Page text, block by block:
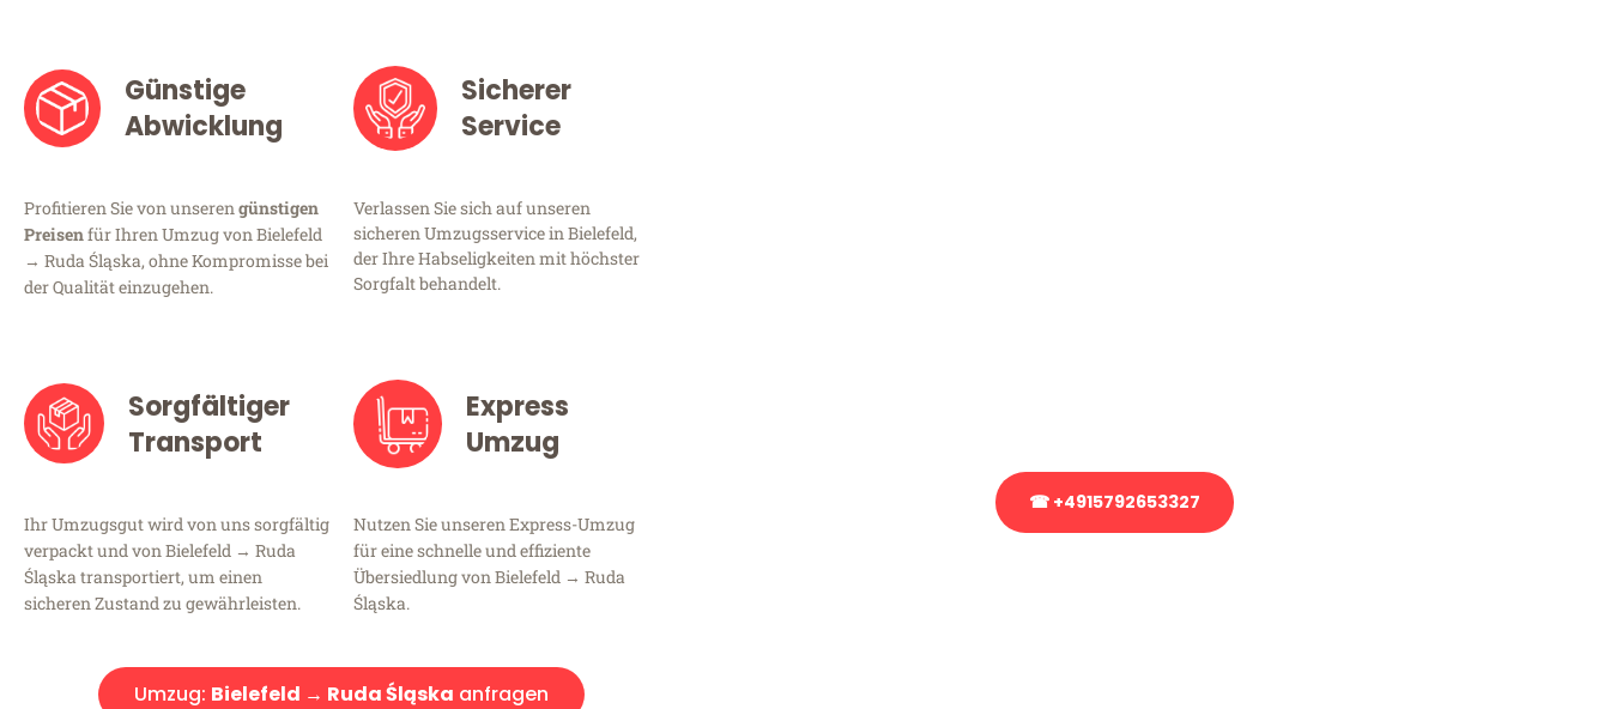
Günstige
Abwicklung
Profitieren Sie von unserengünstigen
Preisenfür Ihren Umzug von Bielefeld
→ Ruda Śląska, ohne Kompromisse bei
der Qualität einzugehen.
Sicherer
Service
Verlassen Sie sich auf unseren
sicheren Umzugsservice in Bielefeld,
der Ihre Habseligkeiten mit höchster
Sorgfalt behandelt.
Sorgfältiger
Transport
Ihr Umzugsgut wird von uns sorgfältig
verpackt und von Bielefeld → Ruda
Śląska transportiert, um einen
sicheren Zustand zu gewährleisten.
Express
Umzug
Nutzen Sie unseren Express-Umzug
für eine schnelle und effiziente
Übersiedlung von Bielefeld → Ruda
Śląska.
Umzug: Bielefeld → Ruda Śląska anfragen
☎ +4915792653327